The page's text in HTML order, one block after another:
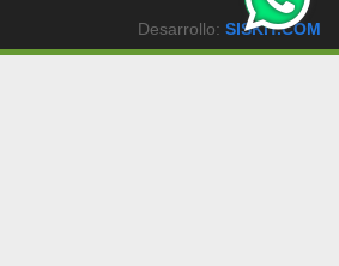
Desarrollo: SISKIT.COM